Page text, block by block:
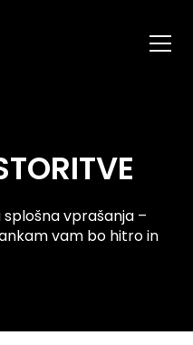
vprašanja –
vam bo hitro in